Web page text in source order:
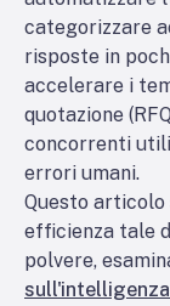
categorizzare
risposte in
accelerare i
quotazione
concorrenti
errori umani.
Questo
efficienza tale
polvere,